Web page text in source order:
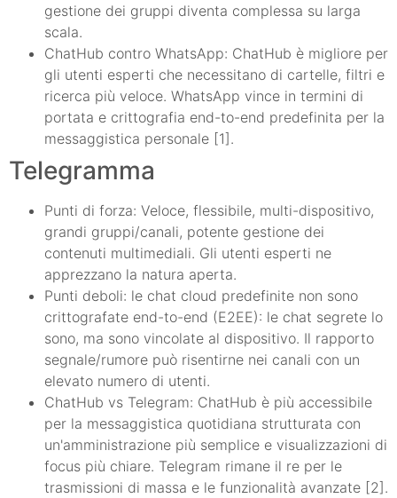
gestione dei gruppi diventa complessa su larga
scala.
ChatHub contro WhatsApp: ChatHub è migliore per
gli utenti esperti che necessitano di cartelle, filtri e
ricerca più veloce. WhatsApp vince in termini di
portata e crittografia end-to-end predefinita per la
messaggistica personale [1].
Telegramma
Punti di forza: Veloce, flessibile, multi-dispositivo,
grandi gruppi/canali, potente gestione dei
contenuti multimediali. Gli utenti esperti ne
apprezzano la natura aperta.
Punti deboli: le chat cloud predefinite non sono
crittografate end-to-end (E2EE): le chat segrete lo
sono, ma sono vincolate al dispositivo. Il rapporto
segnale/rumore può risentirne nei canali con un
elevato numero di utenti.
ChatHub vs Telegram: ChatHub è più accessibile
per la messaggistica quotidiana strutturata con
un'amministrazione più semplice e visualizzazioni di
focus più chiare. Telegram rimane il re per le
trasmissioni di massa e le funzionalità avanzate [2].